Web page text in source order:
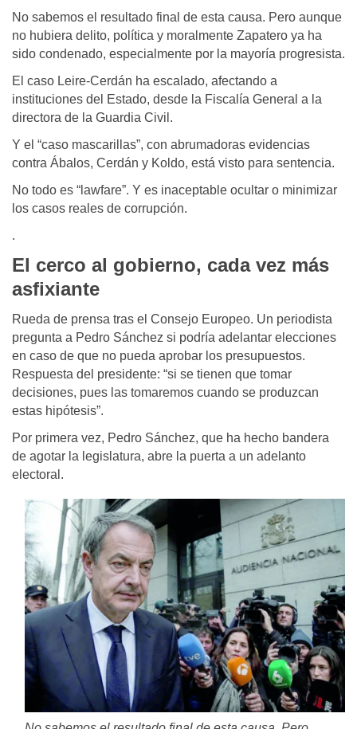
No sabemos el resultado final de esta causa. Pero aunque
no hubiera delito, política y moralmente Zapatero ya ha
sido condenado, especialmente por la mayoría progresista.
El caso Leire-Cerdán ha escalado, afectando a
instituciones del Estado, desde la Fiscalía General a la
directora de la Guardia Civil.
Y el “caso mascarillas”, con abrumadoras evidencias
contra Ábalos, Cerdán y Koldo, está visto para sentencia.
No todo es “lawfare”. Y es inaceptable ocultar o minimizar
los casos reales de corrupción.
.
El cerco al gobierno, cada vez más
asfixiante
Rueda de prensa tras el Consejo Europeo. Un periodista
pregunta a Pedro Sánchez si podría adelantar elecciones
en caso de que no pueda aprobar los presupuestos.
Respuesta del presidente: “si se tienen que tomar
decisiones, pues las tomaremos cuando se produzcan
estas hipótesis”.
Por primera vez, Pedro Sánchez, que ha hecho bandera
de agotar la legislatura, abre la puerta a un adelanto
electoral.